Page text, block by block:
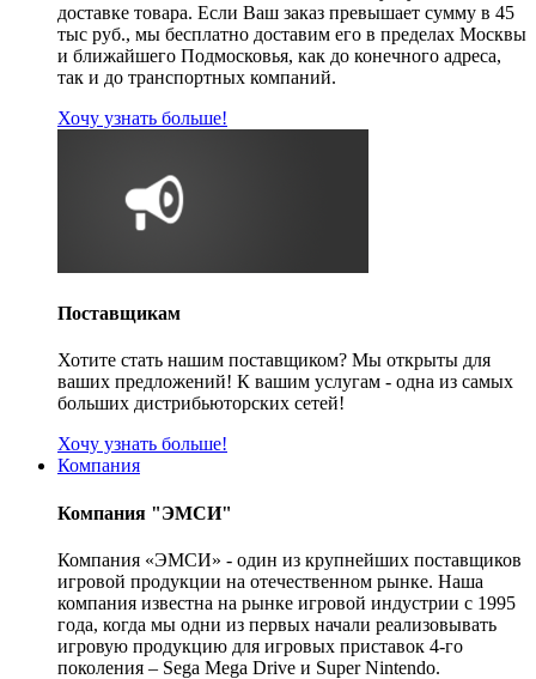
доставке товара. Если Ваш заказ превышает сумму в 45
тыс руб., мы бесплатно доставим его в пределах Москвы
и ближайшего Подмосковья, как до конечного адреса,
так и до транспортных компаний.
Хочу узнать больше!
Поставщикам
Хотите стать нашим поставщиком? Мы открыты для
ваших предложений! К вашим услугам - одна из самых
больших дистрибьюторских сетей!
Хочу узнать больше!
Компания
Компания "ЭМСИ"
Компания «ЭМСИ» - один из крупнейших поставщиков
игровой продукции на отечественном рынке. Наша
компания известна на рынке игровой индустрии с 1995
года, когда мы одни из первых начали реализовывать
игровую продукцию для игровых приставок 4-го
поколения – Sega Mega Drive и Super Nintendo.